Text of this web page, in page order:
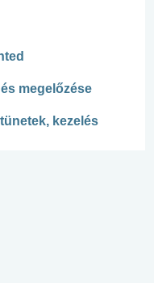
megelőzése
kezelés